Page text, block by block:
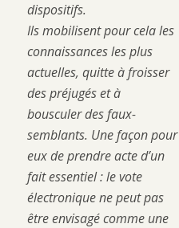
dispositifs.
Ils mobilisent pour cela les
connaissances les plus
actuelles, quitte à froisser
des préjugés et à
bousculer des faux-
semblants. Une façon pour
eux de prendre acte d’un
fait essentiel : le vote
électronique ne peut pas
être envisagé comme une